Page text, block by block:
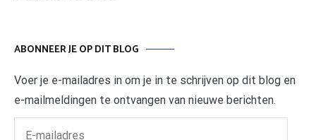
ABONNEER JE OP DIT BLOG
Voer je e-mailadres in om je in te schrijven op dit blog en
e-mailmeldingen te ontvangen van nieuwe berichten.